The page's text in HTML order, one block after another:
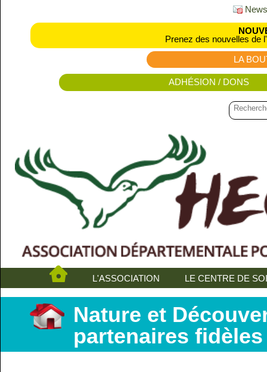
Prenez des nouvelles de
LA
ADHÉSION / DONS
L'ASSOCIATION LE CENTRE DE
Nature et
partenaires fidèles